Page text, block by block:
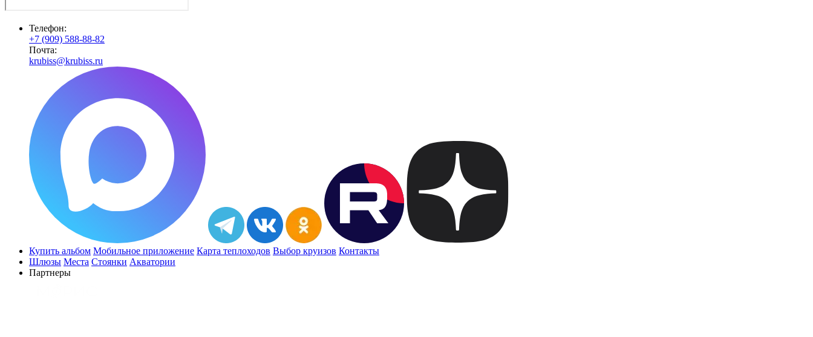
Телефон:
+7 (909) 588-88-82
Почта:
krubiss@krubiss.ru
Купить альбом Мобильное приложение Карта теплоходов Выбор круизов Контакты
Шлюзы Места Стоянки Акватории
Партнеры